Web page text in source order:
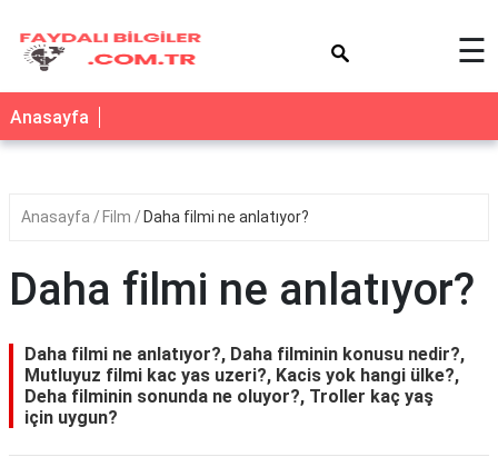
☰
Anasayfa
Anasayfa Film Daha filmi ne anlatıyor?
Daha filmi ne anlatıyor?
Daha filmi ne anlatıyor?, Daha filminin konusu nedir?,
Mutluyuz filmi kac yas uzeri?, Kacis yok hangi ülke?,
Deha filminin sonunda ne oluyor?, Troller kaç yaş
için uygun?